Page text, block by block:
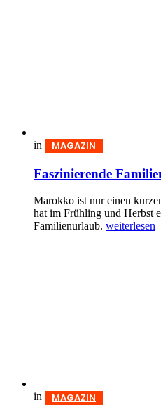
in MAGAZIN
Faszinierende
Marokko ist nur einen
hat im Frühling und Herbst
Familienurlaub. weiterlesen
in MAGAZIN